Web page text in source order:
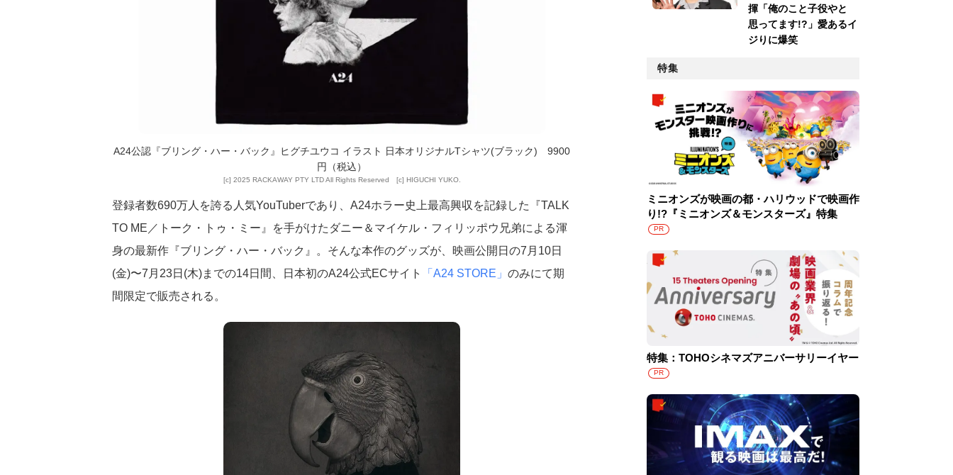
A24公認『ブリング・ハー・バック』ヒグチユウコ イラスト 日本オリジナルTシャツ(ブラック) 9900
円（税込）
[c] 2025 RACKAWAY PTY LTD All Rights Reserved [c] HIGUCHI YUKO.
登録者数690万人を誇る人気YouTuberであり、A24ホラー史上最高興収を記録した『TALK
TO ME／トーク・トゥ・ミー』を手がけたダニー＆マイケル・フィリッポウ兄弟による渾
身の最新作『ブリング・ハー・バック』。そんな本作のグッズが、映画公開日の7月10日
(金)〜7月23日(木)までの14日間、日本初のA24公式ECサイト
「A24 STORE」 のみにて期
間限定で販売される。
揮「俺のこと子役やと
思ってます!?」愛あるイ
ジりに爆笑
特集
ミニオンズが映画の都・ハリウッドで映画作
り!?『ミニオンズ＆モンスターズ』特集
PR
特集：TOHOシネマズアニバーサリーイヤー
PR